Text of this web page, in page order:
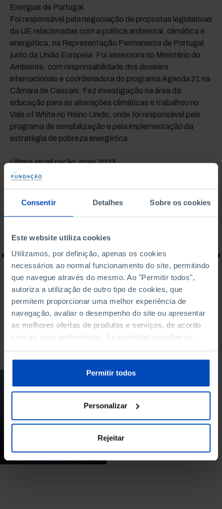
Consentir Detalhes Sobre os cookies
Este website utiliza cookies
Utilizamos, por definição, apenas os cookies
necessários ao normal funcionamento do site, permitindo
que navegue através do mesmo. Ao "Permitir todos",
autoriza a utilização de outro tipo de cookies, que
permitem proporcionar uma melhor experiência de
navegação, avaliar o desempenho do site ou apresentar
as melhores ofertas de produtos e serviços, de acordo
com as suas preferências. Se pretender escolher os
tipos de cookies, clique em "Personalizar". Saiba mais
sobre cookies através da gestão de preferências ou da
Política de Cookies.
Permitir todos
Personalizar
Rejeitar
Energias de Portugal.
Foi responsável pela negociação de propostas legislativas
da UE relacionadas com a política ambiental, climática e
energética, na Representação Permanente de Portugal
junto da União Europeia. Foi assessora no Ministério do
Ambiente, com responsabilidade dos dossiers
internacionais e coordenadora do programa Agenda 21 na
Câmara de Cascais. Fez investigação na área da
educação para as alterações climáticas e trabalhou no
Vale of White no Reino Unido, onde foi responsável pelo
programa de sensibilização e pela implementação da
estratégia de pobreza energética.
Última atualização: maio 2023
TEMAS ASSOCIADOS
POLÍTICA
O QUE PROCURA?
mais a palavra aos
cidadãos?
45 MIN